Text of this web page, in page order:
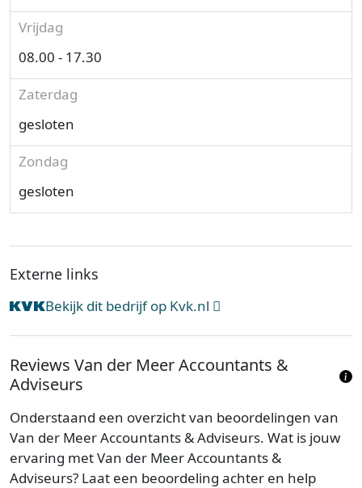
Vrijdag
08.00 - 17.30
Zaterdag
gesloten
Zondag
gesloten
Externe links
Bekijk dit bedrijf op Kvk.nl
Reviews Van der Meer Accountants &
Adviseurs
Onderstaand een overzicht van beoordelingen van
Van der Meer Accountants & Adviseurs. Wat is jouw
ervaring met Van der Meer Accountants &
Adviseurs? Laat een beoordeling achter en help